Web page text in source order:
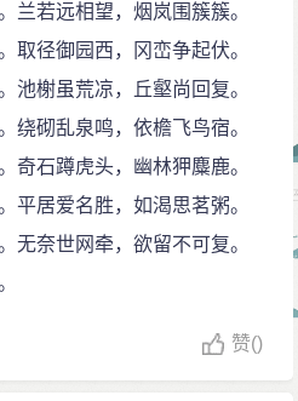
兰若远相望，烟岚围簇簇。
取径御园西，冈峦争起伏。
池榭虽荒凉，丘壑尚回复。
绕砌乱泉鸣，依檐飞鸟宿。
奇石蹲虎头，幽林狎麋鹿。
平居爱名胜，如渴思茗粥。
无奈世网牵，欲留不可复。
赞()